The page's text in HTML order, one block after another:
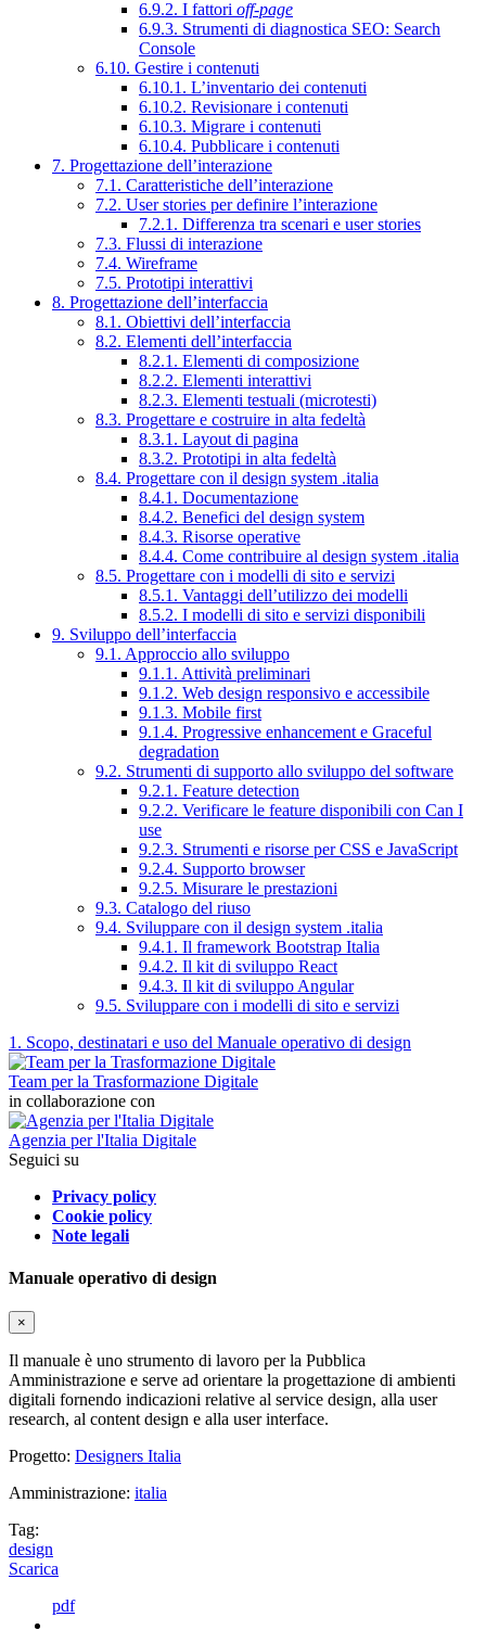
6.9.2. I fattori off-page
6.9.3. Strumenti di diagnostica SEO: Search
Console
6.10. Gestire i contenuti
6.10.1. L’inventario dei contenuti
6.10.2. Revisionare i contenuti
6.10.3. Migrare i contenuti
6.10.4. Pubblicare i contenuti
7. Progettazione dell’interazione
7.1. Caratteristiche dell’interazione
7.2. User stories per definire l’interazione
7.2.1. Differenza tra scenari e user stories
7.3. Flussi di interazione
7.4. Wireframe
7.5. Prototipi interattivi
8. Progettazione dell’interfaccia
8.1. Obiettivi dell’interfaccia
8.2. Elementi dell’interfaccia
8.2.1. Elementi di composizione
8.2.2. Elementi interattivi
8.2.3. Elementi testuali (microtesti)
8.3. Progettare e costruire in alta fedeltà
8.3.1. Layout di pagina
8.3.2. Prototipi in alta fedeltà
8.4. Progettare con il design system .italia
8.4.1. Documentazione
8.4.2. Benefici del design system
8.4.3. Risorse operative
8.4.4. Come contribuire al design system .italia
8.5. Progettare con i modelli di sito e servizi
8.5.1. Vantaggi dell’utilizzo dei modelli
8.5.2. I modelli di sito e servizi disponibili
9. Sviluppo dell’interfaccia
9.1. Approccio allo sviluppo
9.1.1. Attività preliminari
9.1.2. Web design responsivo e accessibile
9.1.3. Mobile first
9.1.4. Progressive enhancement e Graceful
degradation
9.2. Strumenti di supporto allo sviluppo del software
9.2.1. Feature detection
9.2.2. Verificare le feature disponibili con Can I
use
9.2.3. Strumenti e risorse per CSS e JavaScript
9.2.4. Supporto browser
9.2.5. Misurare le prestazioni
9.3. Catalogo del riuso
9.4. Sviluppare con il design system .italia
9.4.1. Il framework Bootstrap Italia
9.4.2. Il kit di sviluppo React
9.4.3. Il kit di sviluppo Angular
9.5. Sviluppare con i modelli di sito e servizi
1. Scopo, destinatari e uso del Manuale operativo di design
Team per la Trasformazione Digitale
in collaborazione con
Agenzia per l'Italia Digitale
Seguici su
Privacy policy
Cookie policy
Note legali
Manuale operativo di design
×
Il manuale è uno strumento di lavoro per la Pubblica
Amministrazione e serve ad orientare la progettazione di ambienti
digitali fornendo indicazioni relative al service design, alla user
research, al content design e alla user interface.
Progetto: Designers Italia
Amministrazione: italia
Tag:
design
Scarica
pdf